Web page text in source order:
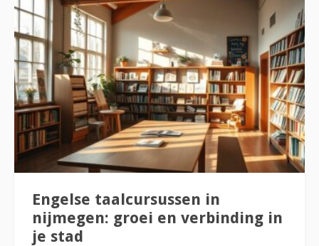
Engelse taalcursussen in
nijmegen: groei en verbinding in
je stad